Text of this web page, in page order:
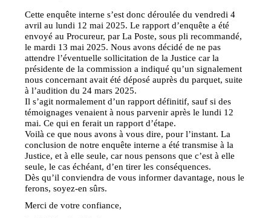
Cette enquête interne s’est donc déroulée du vendredi 4
avril au lundi 12 mai 2025. Le rapport d’enquête a été
envoyé au Procureur, par La Poste, sous pli recommandé,
le mardi 13 mai 2025. Nous avons décidé de ne pas
attendre l’éventuelle sollicitation de la Justice car la
présidente de la commission a indiqué qu’un signalement
nous concernant avait été déposé auprès du parquet, suite
à l’audition du 24 mars 2025.
Il s’agit normalement d’un rapport définitif, sauf si des
témoignages venaient à nous parvenir après le lundi 12
mai. Ce qui en ferait un rapport d’étape.
Voilà ce que nous avons à vous dire, pour l’instant. La
conclusion de notre enquête interne a été transmise à la
Justice, et à elle seule, car nous pensons que c’est à elle
seule, le cas échéant, d’en tirer les conséquences.
Dès qu’il conviendra de vous informer davantage, nous le
ferons, soyez-en sûrs.
Merci de votre confiance,